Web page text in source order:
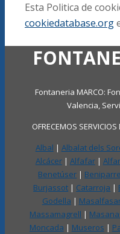
Esta Politica de
cookiedatabase.org
Fontaneria MARCO:
Valencia,
OFRECEMOS
Albal | Albalat dels
Alcácer| Alfafar|
Benetúser |
Burjassot | Catarroja |
Godella |
Massamagrell |
Moncada | Museros |